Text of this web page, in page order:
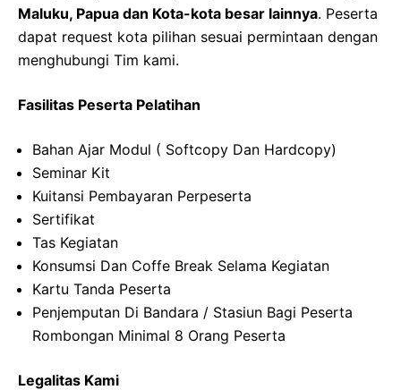
Maluku, Papua dan Kota-kota besar lainnya. Peserta
dapat request kota pilihan sesuai permintaan dengan
menghubungi Tim kami.
Fasilitas Peserta Pelatihan
Bahan Ajar Modul ( Softcopy Dan Hardcopy)
Seminar Kit
Kuitansi Pembayaran Perpeserta
Sertifikat
Tas Kegiatan
Konsumsi Dan Coffe Break Selama Kegiatan
Kartu Tanda Peserta
Penjemputan Di Bandara / Stasiun Bagi Peserta
Rombongan Minimal 8 Orang Peserta
Legalitas Kami